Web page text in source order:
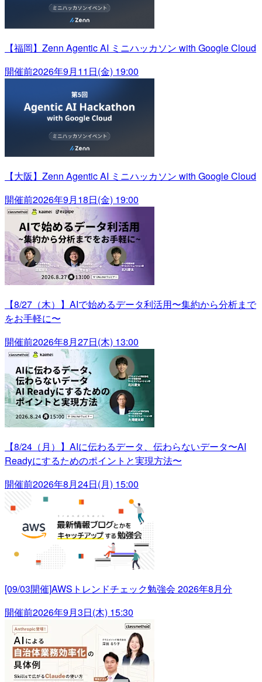
【福岡】Zenn Agentic AI ミニハッカソン with Google Cloud
開催前2026年9月11日(金) 19:00
【大阪】Zenn Agentic AI ミニハッカソン with Google Cloud
開催前2026年9月18日(金) 19:00
【8/27（木）】AIで始めるデータ利活用〜集約から分析まで
をお手軽に〜
開催前2026年8月27日(木) 13:00
【8/24（月）】AIに伝わるデータ、伝わらないデータ〜AI
Readyにするためのポイントと実現方法〜
開催前2026年8月24日(月) 15:00
[09/03開催]AWSトレンドチェック勉強会 2026年8月分
開催前2026年9月3日(木) 15:30